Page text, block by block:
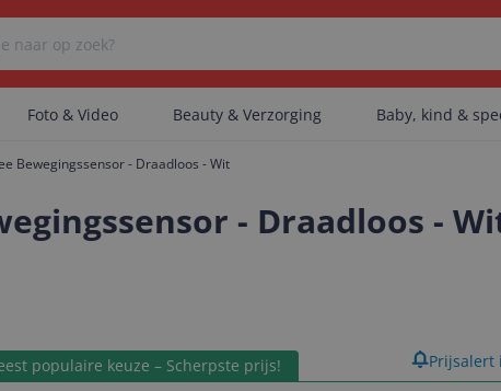
Er zijn geen categorieën gevonden.
Er zijn geen artikelen gevonden.
Foto & Video Beauty & Verzorging Baby, kind &
Bewegingssensor - Draadloos - Wit
- Draadloos -
populaire keuze – Scherpste prijs! Prijsalert